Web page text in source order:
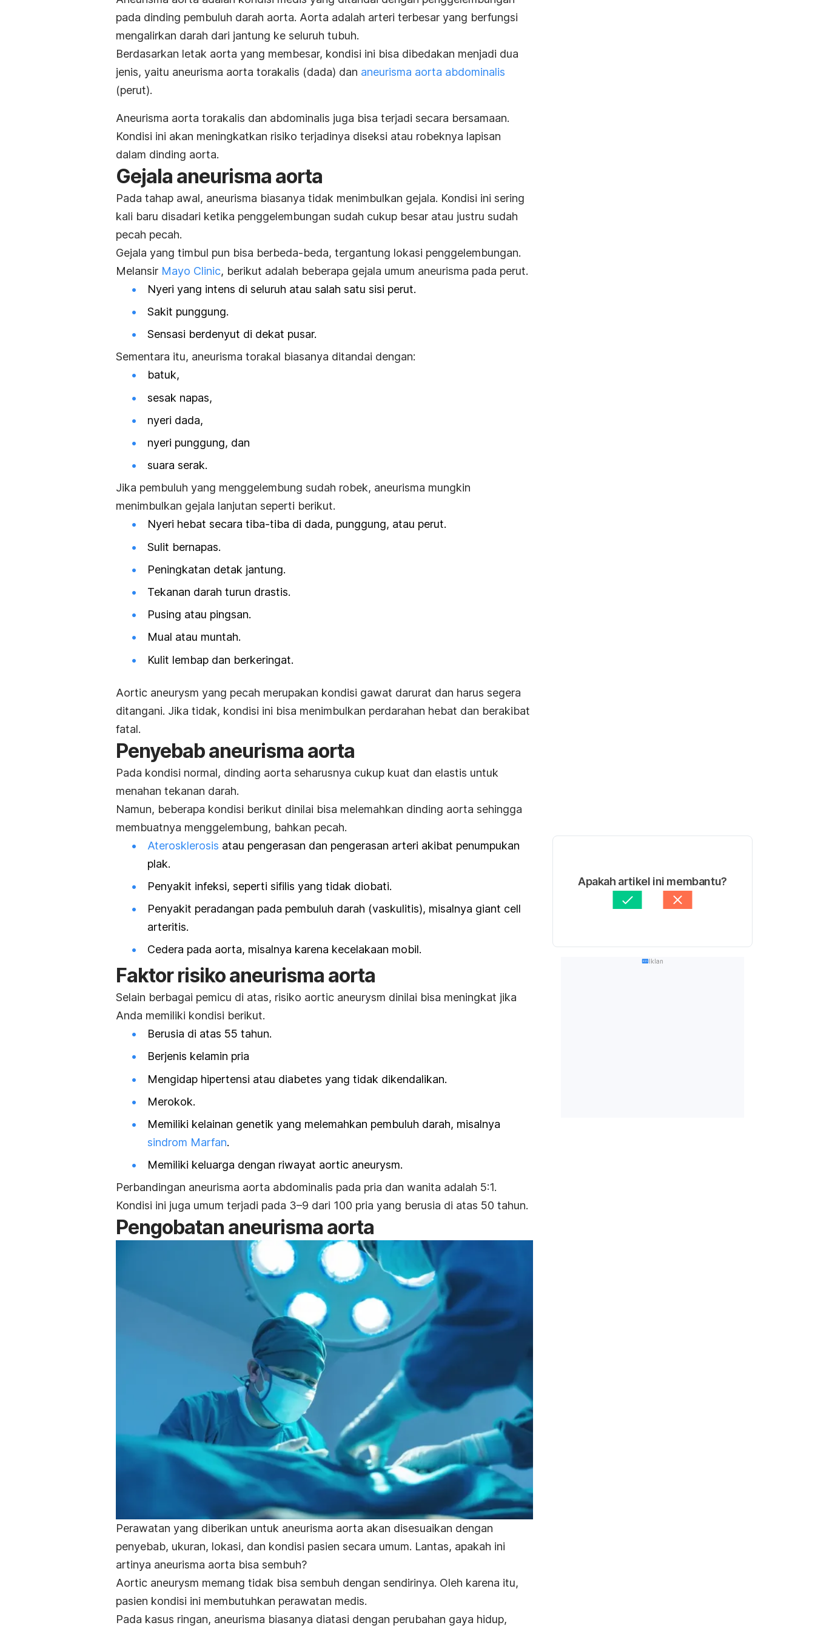
pada dinding pembuluh darah aorta. Aorta adalah arteri terbesar yang berfungsi
mengalirkan darah dari jantung ke seluruh tubuh.
Berdasarkan letak aorta yang membesar, kondisi ini bisa dibedakan menjadi dua
jenis, yaitu aneurisma aorta torakalis (dada) dan aneurisma aorta abdominalis
(perut).
Aneurisma aorta torakalis dan abdominalis juga bisa terjadi secara bersamaan.
Kondisi ini akan meningkatkan risiko terjadinya diseksi atau robeknya lapisan
dalam dinding aorta.
Gejala aneurisma aorta
Pada tahap awal, aneurisma biasanya tidak menimbulkan gejala. Kondisi ini sering
kali baru disadari ketika penggelembungan sudah cukup besar atau justru sudah
pecah pecah.
Gejala yang timbul pun bisa berbeda-beda, tergantung lokasi penggelembungan.
Melansir Mayo Clinic, berikut adalah beberapa gejala umum aneurisma pada perut.
Nyeri yang intens di seluruh atau salah satu sisi perut.
Sakit punggung.
Sensasi berdenyut di dekat pusar.
Sementara itu, aneurisma torakal biasanya ditandai dengan:
batuk,
sesak napas,
nyeri dada,
nyeri punggung, dan
suara serak.
Jika pembuluh yang menggelembung sudah robek, aneurisma mungkin
menimbulkan gejala lanjutan seperti berikut.
Nyeri hebat secara tiba-tiba di dada, punggung, atau perut.
Sulit bernapas.
Peningkatan detak jantung.
Tekanan darah turun drastis.
Pusing atau pingsan.
Mual atau muntah.
Kulit lembap dan berkeringat.
Aortic aneurysm yang pecah merupakan kondisi gawat darurat dan harus segera
ditangani. Jika tidak, kondisi ini bisa menimbulkan perdarahan hebat dan berakibat
fatal.
Penyebab aneurisma aorta
Pada kondisi normal, dinding aorta seharusnya cukup kuat dan elastis untuk
menahan tekanan darah.
Namun, beberapa kondisi berikut dinilai bisa melemahkan dinding aorta sehingga
membuatnya menggelembung, bahkan pecah.
Aterosklerosis atau pengerasan dan pengerasan arteri akibat penumpukan
plak.
Penyakit infeksi, seperti sifilis yang tidak diobati.
Penyakit peradangan pada pembuluh darah (vaskulitis), misalnya giant cell
arteritis.
Cedera pada aorta, misalnya karena kecelakaan mobil.
Faktor risiko aneurisma aorta
Selain berbagai pemicu di atas, risiko aortic aneurysm dinilai bisa meningkat jika
Anda memiliki kondisi berikut.
Berusia di atas 55 tahun.
Berjenis kelamin pria
Mengidap hipertensi atau diabetes yang tidak dikendalikan.
Merokok.
Memiliki kelainan genetik yang melemahkan pembuluh darah, misalnya
sindrom Marfan.
Memiliki keluarga dengan riwayat aortic aneurysm.
Perbandingan aneurisma aorta abdominalis pada pria dan wanita adalah 5:1.
Kondisi ini juga umum terjadi pada 3–9 dari 100 pria yang berusia di atas 50 tahun.
Pengobatan aneurisma aorta
Perawatan yang diberikan untuk aneurisma aorta akan disesuaikan dengan
penyebab, ukuran, lokasi, dan kondisi pasien secara umum. Lantas, apakah ini
artinya aneurisma aorta bisa sembuh?
Aortic aneurysm memang tidak bisa sembuh dengan sendirinya. Oleh karena itu,
pasien kondisi ini membutuhkan perawatan medis.
Pada kasus ringan, aneurisma biasanya diatasi dengan perubahan gaya hidup,
Apakah artikel ini membantu?
Iklan